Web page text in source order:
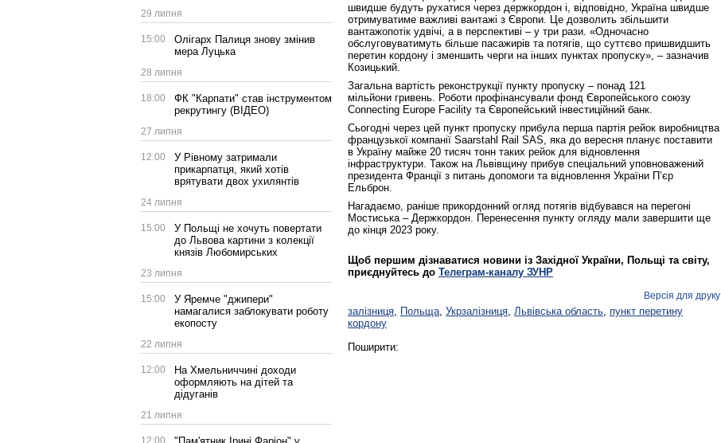
29 липня
15:00
Олігарх Палиця знову змінив
мера Луцька
28 липня
18:00
ФК "Карпати" став інструментом
рекрутингу (ВІДЕО)
27 липня
12:00
У Рівному затримали
прикарпатця, який хотів
врятувати двох ухилянтів
24 липня
15:00
У Польщі не хочуть повертати
до Львова картини з колекції
князів Любомирських
23 липня
15:00
У Яремче "джипери"
намагалися заблокувати роботу
екопосту
22 липня
12:00
На Хмельниччині доходи
оформляють на дітей та
дідуганів
21 липня
12:00
швидше будуть рухатися через держкордон і, відповідно, Україна швидше
отримуватиме важливі вантажі з Європи. Це дозволить збільшити
вантажопотік удвічі, а в перспективі – у три рази. «Одночасно
обслуговуватимуть більше пасажирів та потягів, що суттєво пришвидшить
перетин кордону і зменшить черги на інших пунктах пропуску», – зазначив
Козицький.
Загальна вартість реконструкції пункту пропуску – понад 121
мільйони гривень. Роботи профінансували фонд Європейського союзу
Connecting Europe Facility та Європейський інвестиційний банк.
Сьогодні через цей пункт пропуску прибула перша партія рейок виробництва
французької компанії Saarstahl Rail SAS, яка до вересня планує поставити
в Україну майже 20 тисяч тонн таких рейок для відновлення
інфраструктури. Також на Львівщину прибув спеціальний уповноважений
президента Франції з питань допомоги та відновлення України П’єр
Ельброн.
Нагадаємо, раніше прикордонний огляд потягів відбувався на перегоні
Мостиська – Держкордон. Перенесення пункту огляду мали завершити ще
до кінця 2023 року.
Щоб першим дізнаватися новини із Західної України, Польщі та світу,
приєднуйтесь до Телеграм-каналу ЗУНР
Версія для друку
залізниця, Польща, Укрзалізниця, Львівська область, пункт перетину
кордону
Поширити: